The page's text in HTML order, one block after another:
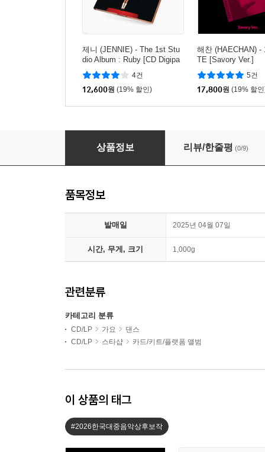
제니 (JENNIE) - The 1st Stu
dio Album : Ruby [CD Digipa
ck]
4건
12,600원 (19% 할인)
해찬 (HAECHAN) -
TE [Savory Ver.]
5건
17,800원 (19% 할
마크 (MARK) - 1집 : The Firstfruit [First Juice
상품정보 리뷰/한줄평 (0/9)
품목정보
발매일 2025년 04월 07일
시간, 무게, 크기 1,000g
관련분류
카테고리 분류
CD/LP 가요
댄스
CD/LP
스타샵 카드/키트/플랫폼 앨범
이 상품의 태그
#2026한국대중음악상후보작